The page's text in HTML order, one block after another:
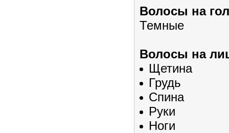
Волосы на
Темные
Волосы на
Щетина
Грудь
Спина
Руки
Ноги